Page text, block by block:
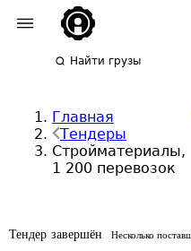
Найти грузы
Главная
Тендеры
Стройматериалы,
1 200 перевозок
Тендер завершён Несколько